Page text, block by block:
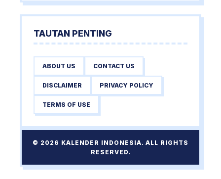
TAUTAN PENTING
ABOUT US CONTACT US
DISCLAIMER PRIVACY POLICY
TERMS OF USE
© 2026 KALENDER INDONESIA. ALL RIGHTS
RESERVED.